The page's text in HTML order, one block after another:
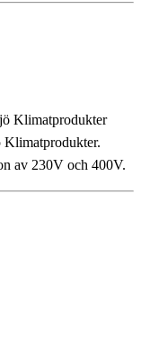
Klimatprodukter
Klimatprodukter.
av 230V och 400V.